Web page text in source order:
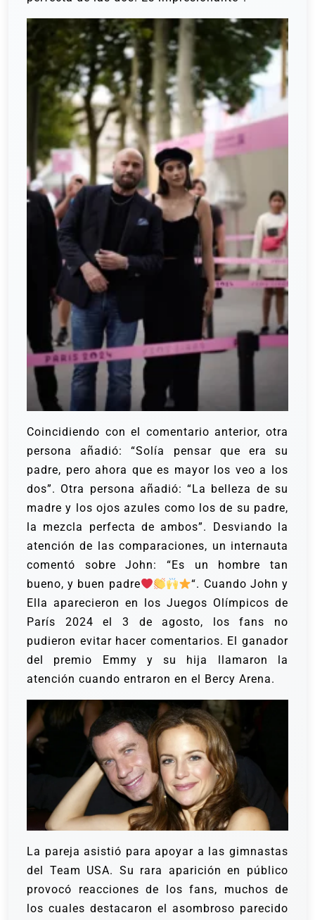
Coincidiendo con el comentario anterior, otra
persona añadió: “Solía pensar que era su
padre, pero ahora que es mayor los veo a los
dos”. Otra persona añadió: “La belleza de su
madre y los ojos azules como los de su padre,
la mezcla perfecta de ambos”. Desviando la
atención de las comparaciones, un internauta
comentó sobre John: “Es un hombre tan
bueno, y buen padre
“. Cuando John y
Ella aparecieron en los Juegos Olímpicos de
París 2024 el 3 de agosto, los fans no
pudieron evitar hacer comentarios. El ganador
del premio Emmy y su hija llamaron la
atención cuando entraron en el Bercy Arena.
La pareja asistió para apoyar a las gimnastas
del Team USA. Su rara aparición en público
provocó reacciones de los fans, muchos de
los cuales destacaron el asombroso parecido